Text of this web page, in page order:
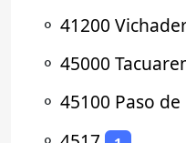
⚬ 41200
⚬ 45000
⚬ 45100 Paso